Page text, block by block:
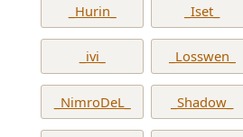
_Hurin_ _Iset_
_ivi_ _Losswen_
_NimroDeL_ _Shadow_